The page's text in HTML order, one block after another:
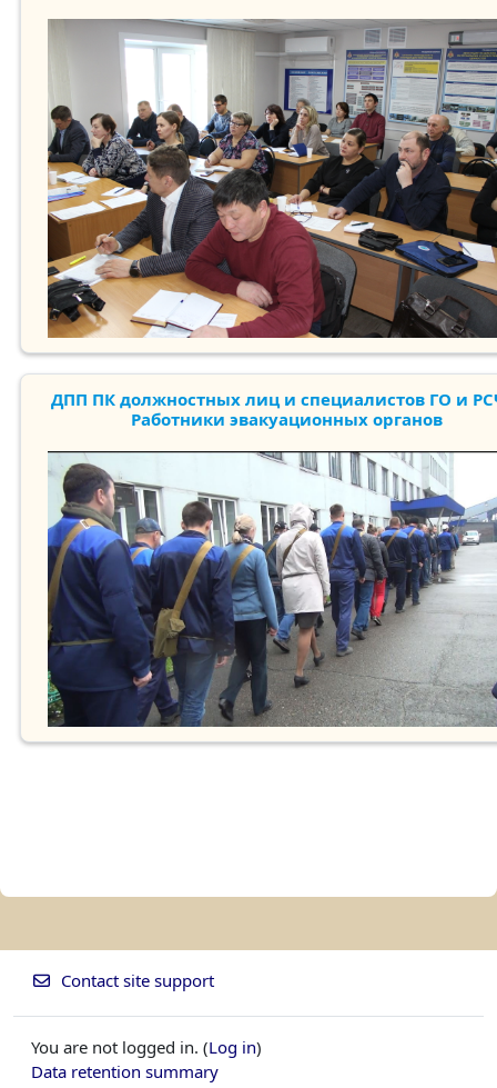
ДПП ПК должностных лиц и специалистов ГО и
Работники эвакуационных органов
Contact site support
You are not logged in. (Log in)
Data retention summary